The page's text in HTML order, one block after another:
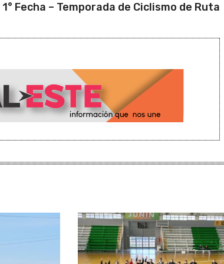
1° Fecha – Temporada de Ciclismo de Ruta